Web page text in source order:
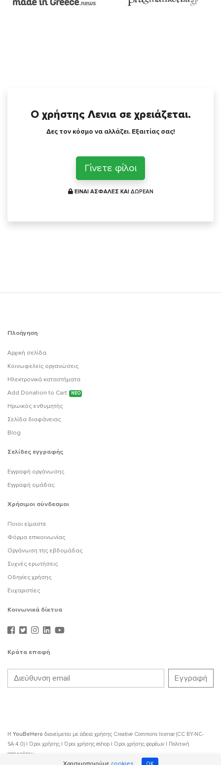
Ο χρήστης Λενια σε χρειάζεται.
Δες τον κόσμο να αλλάζει. Εξαιτίας σας!
Γίνετε φίλοι
ΕΙΝΑΙ ΑΣΦΑΛΕΣ ΚΑΙ ΔΩΡΕΑΝ
Πλοήγηση
Αρχική σελίδα
Κοινωφελείς οργανώσεις
Ηλεκτρονικά καταστήματα
Add Donation to Cart
ΝΕΟ
Ηρωικός ενθυμητής
Σελίδα διαφάνειας
Blog
Σελίδες εγγραφής
Εγγραφή οργάνωσης
Εγγραφή ομάδας
Χρήσιμοι σύνδεσμοι
Ποιοι είμαστε
Φόρμα επικοινωνίας
Οργάνωση της εβδομάδας
Συχνές ερωτήσεις
Οδηγίες χρήσης
Ευχαριστίες
Κοινωνικά δίκτυα
Κράτα επαφή
Η YouBeHero διανείμεται με άδεια χρήσης Creative Commons license (CC BY-NC-
SA 4.0)
Όροι χρήσης Όροι χρήσης eshop Όροι χρήσης φορέων
Πολιτική
απορρήτου